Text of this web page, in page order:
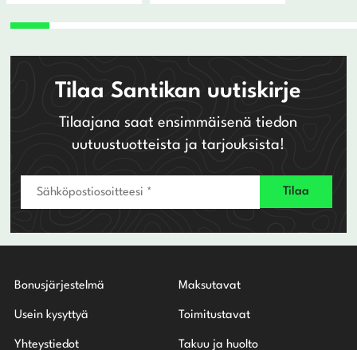
Tilaa Santikan uutiskirje
Tilaajana saat ensimmäisenä tiedon
uutuustuotteista ja tarjouksista!
Bonusjärjestelmä
Usein kysyttyä
Yhteystiedot
Maksutavat
Toimitustavat
Takuu ja huolto